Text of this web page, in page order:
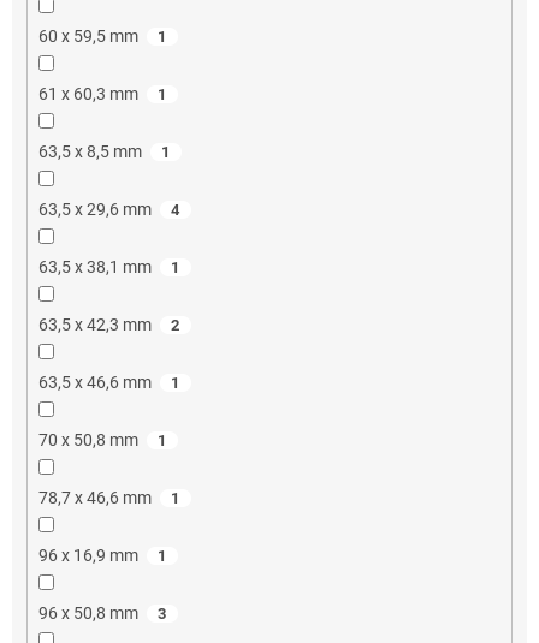
60 x 59,5 mm 1
61 x 60,3 mm 1
63,5 x 8,5 mm 1
63,5 x 29,6 mm 4
63,5 x 38,1 mm 1
63,5 x 42,3 mm 2
63,5 x 46,6 mm 1
70 x 50,8 mm 1
78,7 x 46,6 mm 1
96 x 16,9 mm 1
96 x 50,8 mm 3